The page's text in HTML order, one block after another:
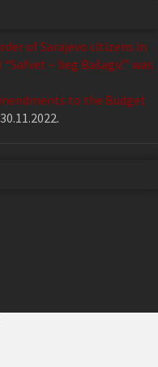
of Sarajevo citizens in
– beg Bašagić” was
to the Budget
30.11.2022.